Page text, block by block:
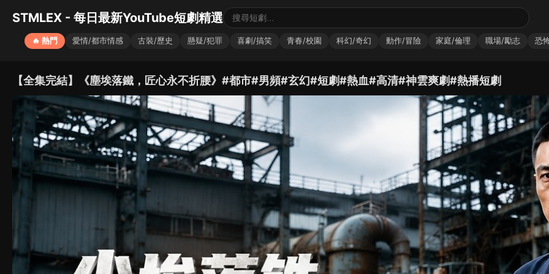
STMLEX - 每日最新YouTube短劇精選
🔥 熱門 愛情/都市情感 古裝/歷史 懸疑/犯罪 喜劇/搞笑 青春/校園 科幻/奇幻 動作/冒險 家庭/倫理 職場/勵志 恐
【全集完結】《塵埃落鐵，匠心永不折腰》#都市#男頻#玄幻#短劇#熱血#高清#神雲爽劇#熱播短劇